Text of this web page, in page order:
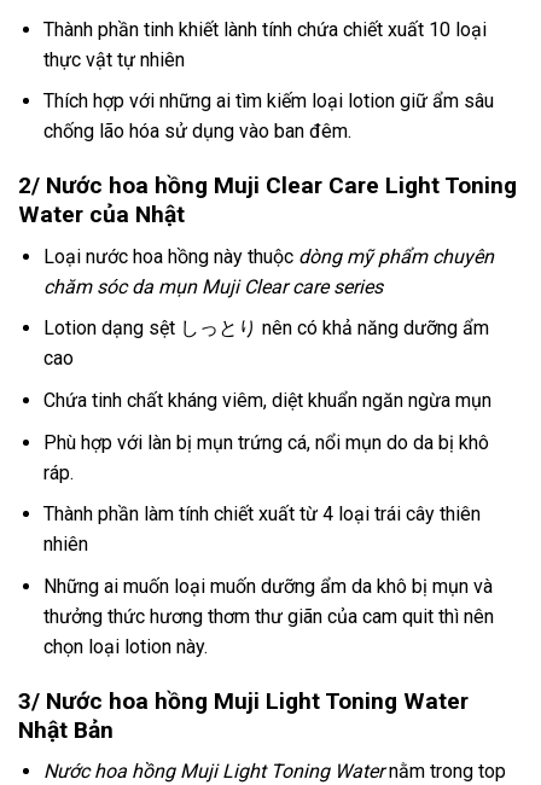
Thành phần tinh khiết lành tính chứa chiết xuất 10 loại
thực vật tự nhiên
Thích hợp với những ai tìm kiếm loại lotion giữ ẩm sâu
chống lão hóa sử dụng vào ban đêm.
2/ Nước hoa hồng Muji Clear Care Light Toning
Water của Nhật
Loại nước hoa hồng này thuộc dòng mỹ phẩm chuyên
chăm sóc da mụn Muji Clear care series
Lotion dạng sệt しっとり nên có khả năng dưỡng ẩm
cao
Chứa tinh chất kháng viêm, diệt khuẩn ngăn ngừa mụn
Phù hợp với làn bị mụn trứng cá, nổi mụn do da bị khô
ráp.
Thành phần làm tính chiết xuất từ 4 loại trái cây thiên
nhiên
Những ai muốn loại muốn dưỡng ẩm da khô bị mụn và
thưởng thức hương thơm thư giãn của cam quit thì nên
chọn loại lotion này.
3/ Nước hoa hồng Muji Light Toning Water
Nhật Bản
Nước hoa hồng Muji Light Toning Waternằm trong top